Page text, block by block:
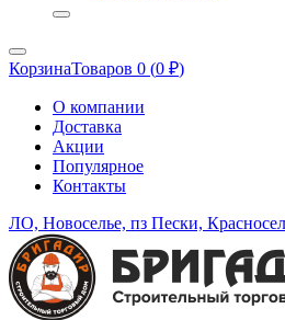
КорзинаТоваров 0 (0 ₽)
О компании
Доставка
Акции
Популярное
Контакты
ЛО, Новоселье, пз Пески,